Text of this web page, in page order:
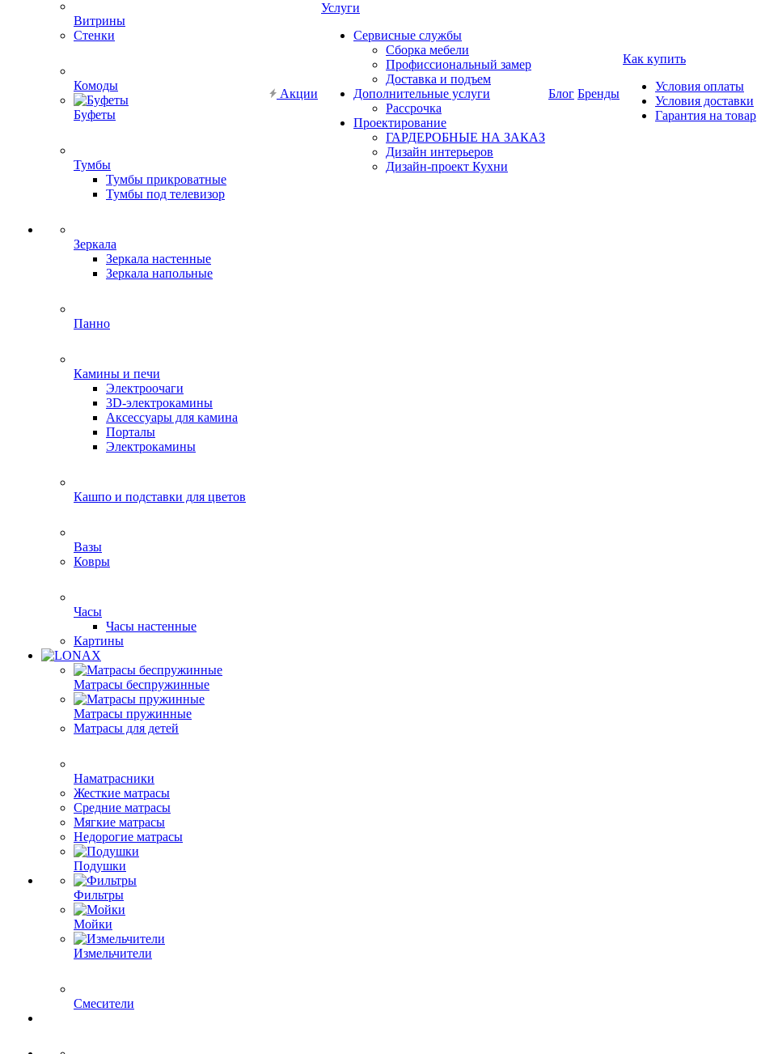
Витрины
Стенки
Комоды
Буфеты
Тумбы
Тумбы прикроватные
Тумбы под телевизор
Зеркала
Зеркала настенные
Зеркала напольные
Панно
Камины и печи
Электроочаги
3D-электрокамины
Аксессуары для камина
Порталы
Электрокамины
Кашпо и подставки для цветов
Вазы
Ковры
Часы
Часы настенные
Картины
Матрасы беспружинные
Матрасы пружинные
Матрасы для детей
Наматрасники
Жесткие матрасы
Средние матрасы
Мягкие матрасы
Недорогие матрасы
Подушки
Фильтры
Мойки
Измельчители
Смесители
Акции
Услуги
Сервисные службы
Сборка мебели
Профиссиональный замер
Доставка и подъем
Дополнительные услуги
Рассрочка
Проектирование
ГАРДЕРОБНЫЕ НА ЗАКАЗ
Дизайн интерьеров
Дизайн-проект Кухни
Блог Бренды
Как купить
Условия оплаты
Условия доставки
Гарантия на товар